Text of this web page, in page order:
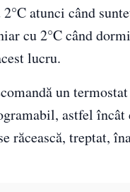
atunci când
cu 2°C când
lucru.
un
astfel încât
răcească, treptat,